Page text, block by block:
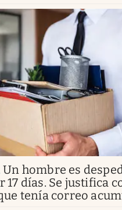
Un hombre es
días. Se justifica
tenía correo